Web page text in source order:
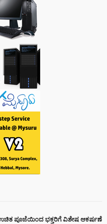
ಉಚಿತ ಪೂಜೆಯಿಂದ ಭಕ್ತರಿಗೆ ವಿಶೇಷ ಆಕರ್ಷಣೆ